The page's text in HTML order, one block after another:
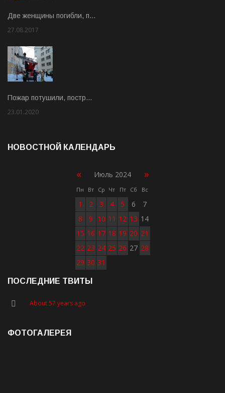
Две женщины погибли, п…
27.08.2017
Пожар потушили, постр…
23.01.2020
НОВОСТНОЙ КАЛЕНДАРЬ
« Июль 2024 »
Пн Вт Ср Чт Пт Сб Вс
1 2 3 4 5 6
7
8
9 10 11 12 13 14
15 16 17 18 19 20 21
22 23 24 25 26 27 28
29 30 31
ПОСЛЕДНИЕ ТВИТЫ
About 57 years ago
ФОТОГАЛЕРЕЯ